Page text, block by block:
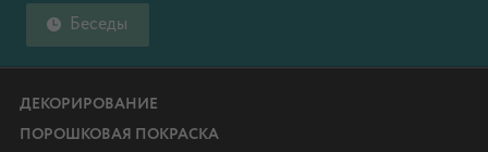
Беседы
ДЕКОРИРОВАНИЕ
ПОРОШКОВАЯ ПОКРАСКА